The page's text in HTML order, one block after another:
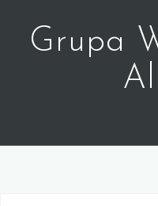
contentGrupa